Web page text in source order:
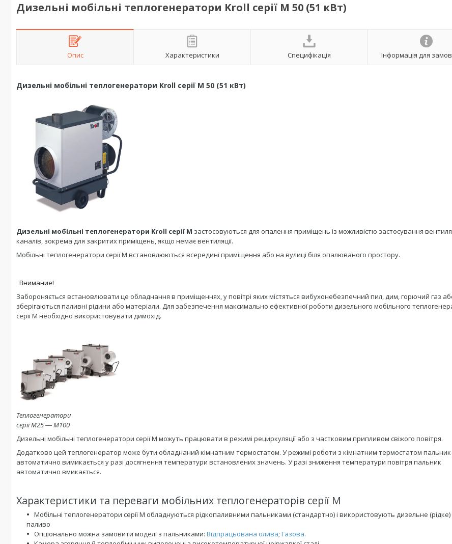
Дизельні мобільні теплогенератори Kroll серії M 50 (51 кВт)
Опис Характеристики Специфікація Інформація для
Дизельні мобільні теплогенератори Kroll серії M 50 (51 кВт)
Дизельні мобільні теплогенератори Kroll серії M застосовуються для опалення приміщень із можливістю застосування
каналів, зокрема для закритих приміщень, якщо немає вентиляції.
Мобільні теплогенератори серії M встановлюються всередині приміщення або на вулиці біля опалюваного простору.
Внимание!
Забороняється встановлювати це обладнання в приміщеннях, у повітрі яких містяться вибухонебезпечний пил, дим, горючий газ
зберігаються паливні рідини або матеріали. Для забезпечення максимально ефективної роботи дизельного мобільного
серії M необхідно використовувати димохід.
Теплогенератори
серії M25 ― M100
Дизельні мобільні теплогенератори серії M можуть працювати в режимі рециркуляції або з частковим припливом свіжого повітря.
Додатково цей теплогенератор може бути обладнаний кімнатним термостатом. У режимі роботи з кімнатним термостатом пальник
автоматично вимикається у разі досягнення температури встановлених значень. У разі зниження температури повітря пальник
автоматично вмикається.
Характеристики та переваги мобільних теплогенераторів серії M
Мобільні теплогенератори серії M обладнуються рідкопаливними пальниками (стандартно) і використовують дизельне (рідке)
паливо
Опціонально можна замовити моделі з пальниками: Відпрацьована олива; Газова.